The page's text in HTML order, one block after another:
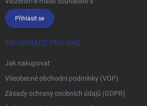
Přihlásit se
INFORMACE PRO VÁS
Jak nakupovat
Všeobecné obchodní podmínky (VOP)
Zásady ochrany osobních údajů (GDPR)